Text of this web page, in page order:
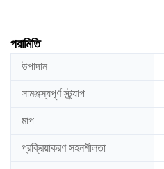
পরামিতি
উপাদান
সামঞ্জস্যপূর্ণ স্ট্র্যাপ
মাপ
প্রক্রিয়াকরণ সহনশীলতা